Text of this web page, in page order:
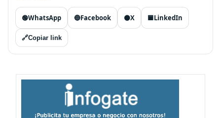
🟢WhatsApp 🔵Facebook ⚫X 🟦LinkedIn
🔗Copiar link